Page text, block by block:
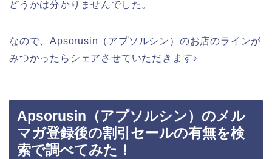
どうかは分かりませんでした。
なので、Apsorusin（アプソルシン）のお店のラインが
みつかったらシェアさせていただきます♪
Apsorusin（アプソルシン）のメル
マガ登録後の割引セールの有無を検
索で調べてみた！